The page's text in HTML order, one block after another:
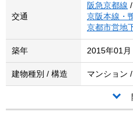
交通
阪急京都線 /
京阪本線・
京都市営地
築年 2015年01
建物種別 / 構造 マンション